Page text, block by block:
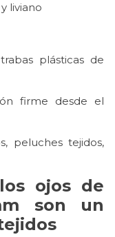
liviano
plásticas de
firme desde el
peluches tejidos,
ojos de
son un